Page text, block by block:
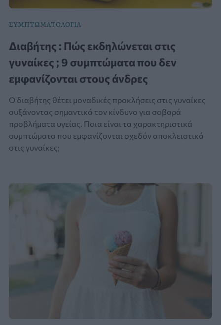
ΣΥΜΠΤΩΜΑΤΟΛΟΓΙΑ
Διαβήτης : Πώς εκδηλώνεται στις
γυναίκες ; 9 συμπτώματα που δεν
εμφανίζονται στους άνδρες
Ο διαβήτης θέτει μοναδικές προκλήσεις στις γυναίκες
αυξάνοντας σημαντικά τον κίνδυνο για σοβαρά
προβλήματα υγείας. Ποια είναι τα χαρακτηριστικά
συμπτώματα που εμφανίζονται σχεδόν αποκλειστικά
στις γυναίκες;